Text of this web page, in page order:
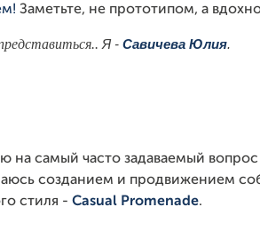
Заметьте, не прототипом, а
Я - Савичева Юлия.
на самый часто задаваемый вопрос
созданием и продвижением
стиля - Casual Promenade.